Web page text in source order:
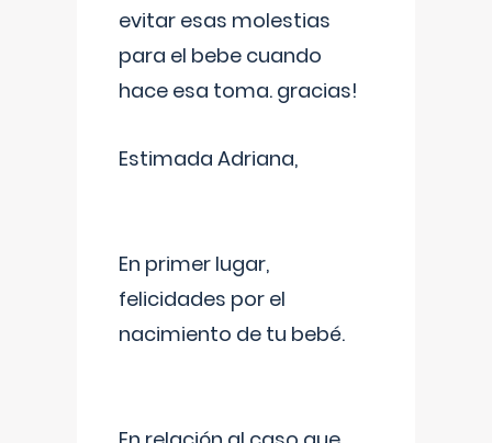
evitar esas molestias
para el bebe cuando
hace esa toma. gracias!
Estimada Adriana,
En primer lugar,
felicidades por el
nacimiento de tu bebé.